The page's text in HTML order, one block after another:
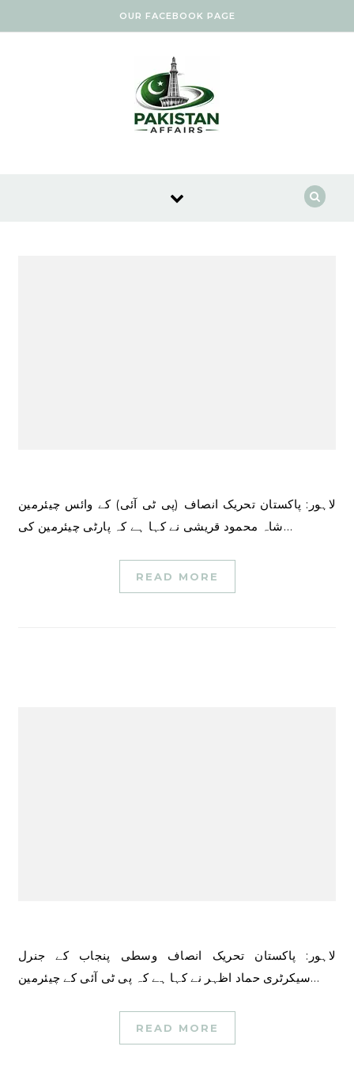
OUR FACEBOOK PAGE
لاہور: پاکستان تحریک انصاف (پی ٹی آئی) کے وائس چیئرمین
شاہ محمود قریشی نے کہا ہے کہ پارٹی چیئرمین کی…
READ MORE
لاہور: پاکستان تحریک انصاف وسطی پنجاب کے جنرل
سیکرٹری حماد اظہر نے کہا ہے کہ پی ٹی آئی کے چیئرمین…
READ MORE